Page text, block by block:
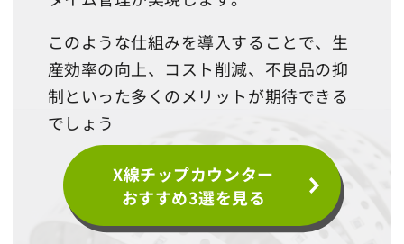
このような仕組みを導入することで、生
産効率の向上、コスト削減、不良品の抑
制といった多くのメリットが期待できる
でしょう
X線チップカウンター
おすすめ3選を見る